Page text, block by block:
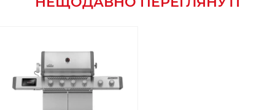
високоякісна конструкція з нержавіючої